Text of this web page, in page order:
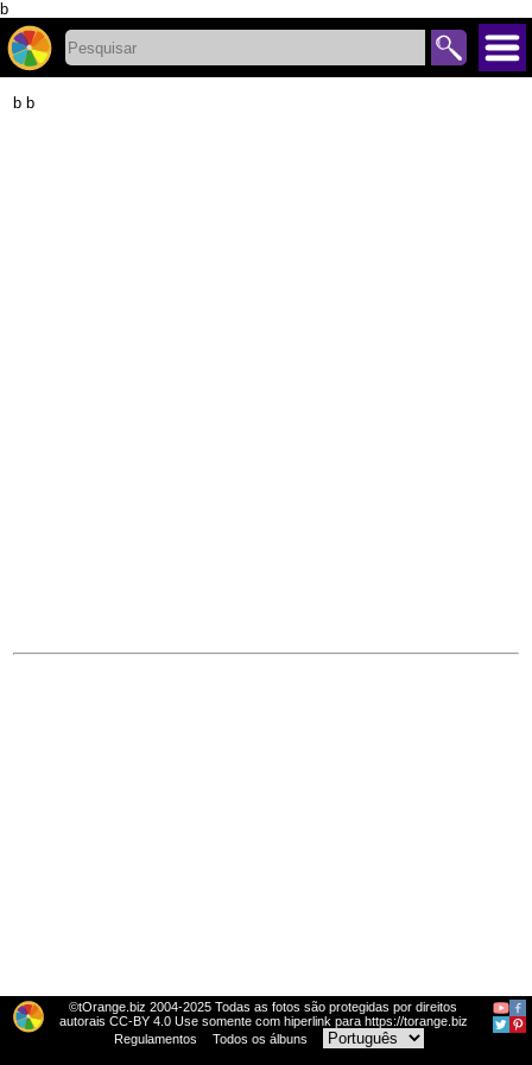
b
b b
©tOrange.biz 2004-2025 Todas as fotos são protegidas por direitos
autorais CC-BY 4.0 Use somente com hiperlink para https://torange.biz
Regulamentos
Todos os álbuns